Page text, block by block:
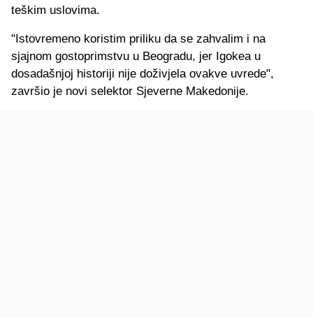
teškim uslovima.
"Istovremeno koristim priliku da se zahvalim i na
sjajnom gostoprimstvu u Beogradu, jer Igokea u
dosadašnjoj historiji nije doživjela ovakve uvrede",
završio je novi selektor Sjeverne Makedonije.